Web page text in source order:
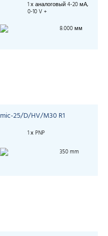
1 х аналоговый 4-20 мА,
0-10 V +
8.000 мм
mic-25/D/HV/M30 R1
1 х PNP
350 mm